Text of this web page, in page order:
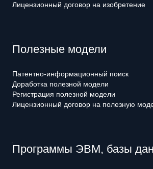
Лицензионный договор на изобретение
Полезные модели
Патентно-информационный поиск
Доработка полезной модели
Регистрация полезной модели
Лицензионный договор на полезную
Программы ЭВМ, базы